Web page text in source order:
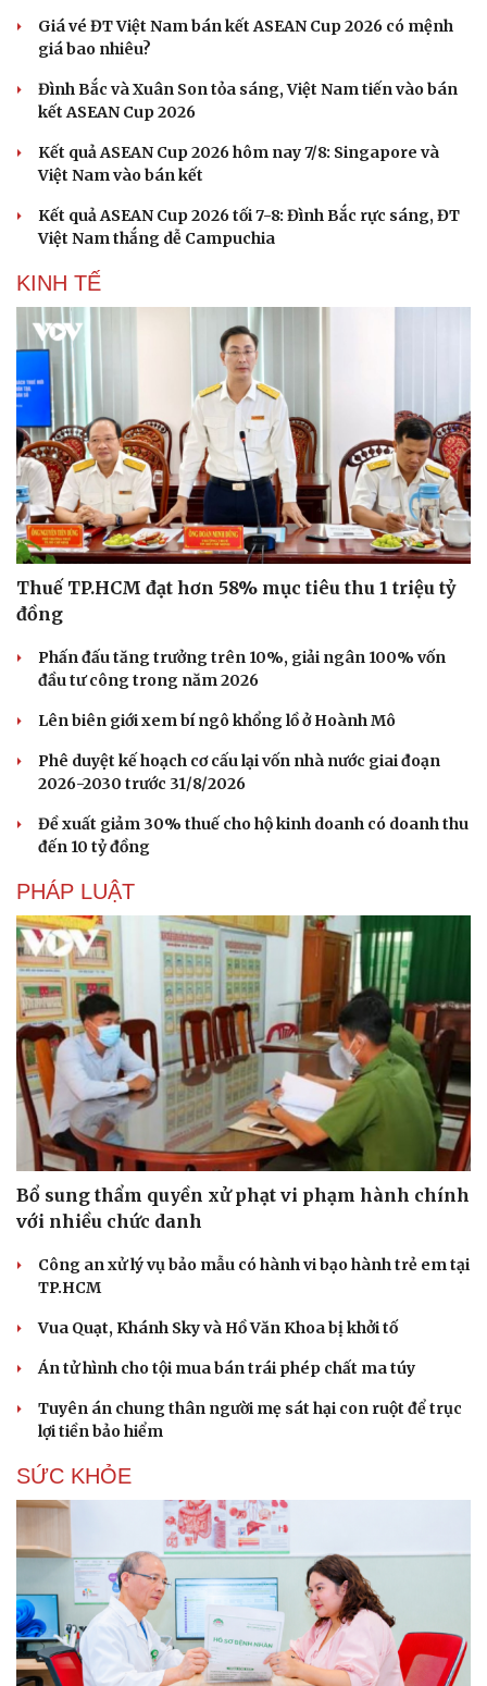
Du lịch
Tư vấn
check-in
Podcast
Hạt giống tâm hồn
Giá vé ĐT Việt Nam bán kết ASEAN Cup 2026 có mệnh
giá bao nhiêu?
Đình Bắc và Xuân Son tỏa sáng, Việt Nam tiến vào bán
kết ASEAN Cup 2026
Kết quả ASEAN Cup 2026 hôm nay 7/8: Singapore và
Việt Nam vào bán kết
Kết quả ASEAN Cup 2026 tối 7-8: Đình Bắc rực sáng, ĐT
Việt Nam thắng dễ Campuchia
KINH TẾ
Thuế TP.HCM đạt hơn 58% mục tiêu thu 1 triệu tỷ
đồng
Phấn đấu tăng trưởng trên 10%, giải ngân 100% vốn
đầu tư công trong năm 2026
Lên biên giới xem bí ngô khổng lồ ở Hoành Mô
Phê duyệt kế hoạch cơ cấu lại vốn nhà nước giai đoạn
2026-2030 trước 31/8/2026
Đề xuất giảm 30% thuế cho hộ kinh doanh có doanh thu
đến 10 tỷ đồng
PHÁP LUẬT
Bổ sung thẩm quyền xử phạt vi phạm hành chính
với nhiều chức danh
Công an xử lý vụ bảo mẫu có hành vi bạo hành trẻ em tại
TP.HCM
Vua Quạt, Khánh Sky và Hồ Văn Khoa bị khởi tố
Án tử hình cho tội mua bán trái phép chất ma túy
Tuyên án chung thân người mẹ sát hại con ruột để trục
lợi tiền bảo hiểm
SỨC KHỎE